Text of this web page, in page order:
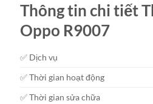
Thông tin chi tiết
Oppo R9007
✅ Dịch vụ
✅ Thời gian hoạt động
✅ Thời gian sửa chữa